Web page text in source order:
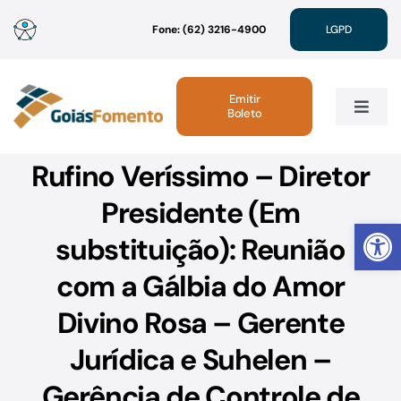
Abrir
para
conteúdo
Fone: (62) 3216-4900 LGPD
Toggle
Institucional
Atendimento
Sustentabilidade
Emitir
Boleto
Rufino Veríssimo – Diretor
Presidente (Em
substituição): Reunião
com a Gálbia do Amor
Divino Rosa – Gerente
Jurídica e Suhelen –